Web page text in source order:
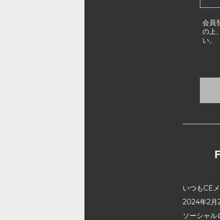
会員
の上
い。
いつもCE
2024年2月
ソーシャ